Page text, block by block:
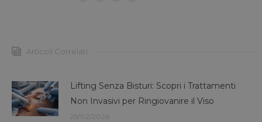
Articoli Correlati
Lifting Senza Bisturi: Scopri i Trattamenti
Non Invasivi per Ringiovanire il Viso
25/02/2026